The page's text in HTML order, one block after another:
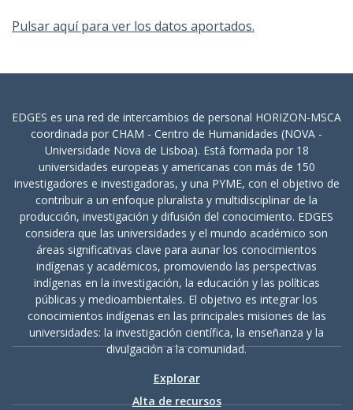
Pulsar aquí para ver los datos aportados.
EDGES es una red de intercambios de personal HORIZON-MSCA
coordinada por CHAM - Centro de Humanidades (NOVA -
Universidade Nova de Lisboa). Está formada por 18
universidades europeas y americanas con más de 150
investigadores e investigadoras, y una PYME, con el objetivo de
contribuir a un enfoque pluralista y multidisciplinar de la
producción, investigación y difusión del conocimiento. EDGES
considera que las universidades y el mundo académico son
áreas significativas clave para aunar los conocimientos
indígenas y académicos, promoviendo las perspectivas
indígenas en la investigación, la educación y las políticas
públicas y medioambientales. El objetivo es integrar los
conocimientos indígenas en las principales misiones de las
universidades: la investigación científica, la enseñanza y la
divulgación a la comunidad.
Explorar
Alta de recursos